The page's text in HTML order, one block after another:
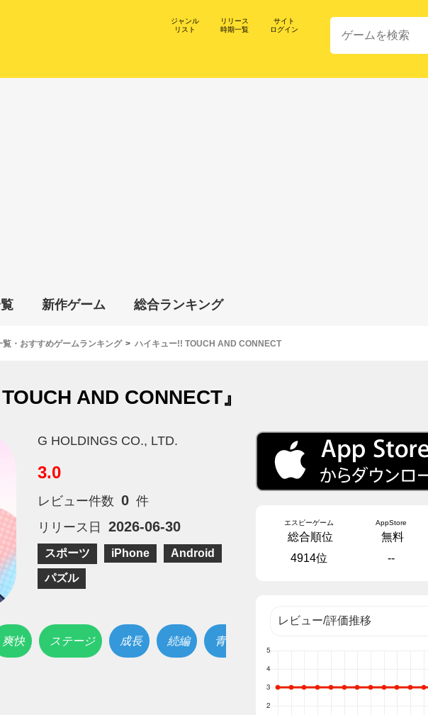
ジャンル
リスト
リリース
時期一覧
サイト
ログイン
新作ゲーム 総合ランキング
・おすすめゲームランキング ハイキュー!! TOUCH AND CONNECT
AND CONNECT』
G HOLDINGS CO., LTD.
3.0
レビュー件数 0 件
リリース日
2026-06-30
スポーツ iPhone Android
パズル
爽快 ステージ 成長 続編
青
エスピーゲーム
総合順位
4914位
AppStore
無料
--